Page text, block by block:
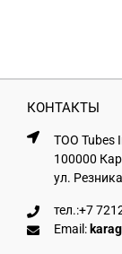
КОНТАКТЫ
ТОО Tubes
100000
ул.
тел.:+7
Email: